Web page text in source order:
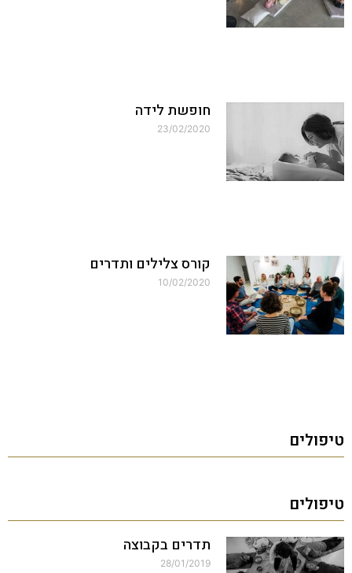
חופשת לידה
23/02/2020
קורס צלילים ותדרים
10/02/2020
טיפולים
טיפולים
תדרים בקבוצה
28/01/2019